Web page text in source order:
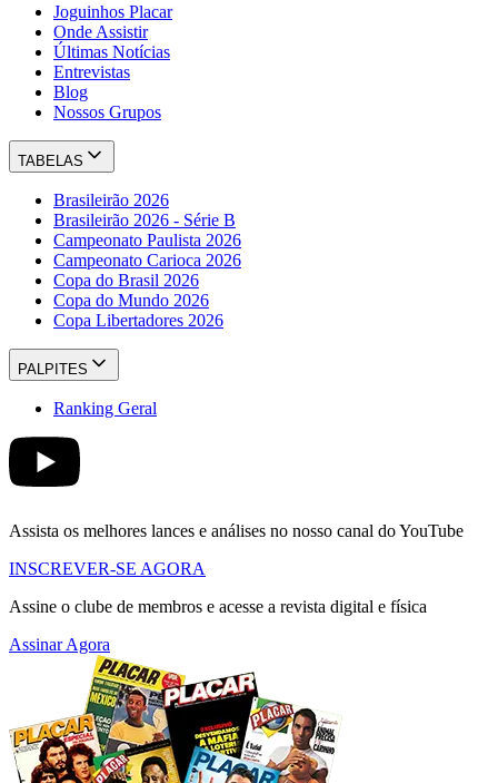
Joguinhos Placar
Onde Assistir
Últimas Notícias
Entrevistas
Blog
Nossos Grupos
TABELAS
Brasileirão 2026
Brasileirão 2026 - Série B
Campeonato Paulista 2026
Campeonato Carioca 2026
Copa do Brasil 2026
Copa do Mundo 2026
Copa Libertadores 2026
PALPITES
Ranking Geral
Assista os melhores lances e análises no nosso canal do YouTube
INSCREVER-SE AGORA
Assine o clube de membros e acesse a revista digital e física
Assinar Agora